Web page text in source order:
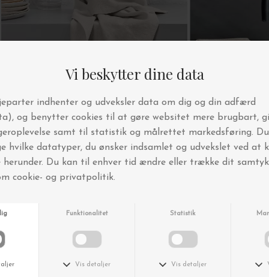
The Organic Company
Viskestykke, Stone - Testvinder
DKK 125,00
The Organic